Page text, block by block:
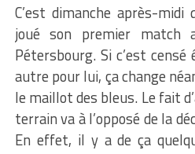
C’est dimanche après-
joué son premier match
Pétersbourg. Si c’est
autre pour lui, ça change
le maillot des bleus. Le fait
terrain va à l’opposé de la
En effet, il y a de ça